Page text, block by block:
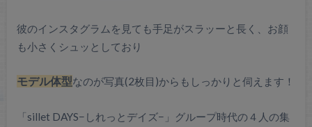
彼のインスタグラムを見ても手足がスラッーと長く、お顔
も小さくシュッとしており
モデル体型なのが写真(2枚目)からもしっかりと伺えます！
「sillet DAYS−しれっとデイズ−」グループ時代の４人の集